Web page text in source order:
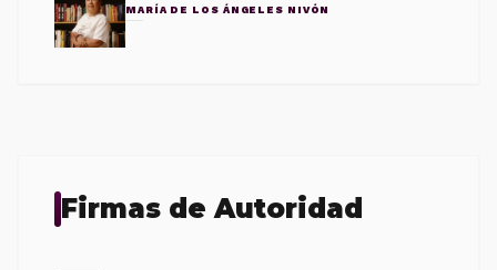
MARÍA DE LOS ÁNGELES NIVÓN
Firmas de Autoridad